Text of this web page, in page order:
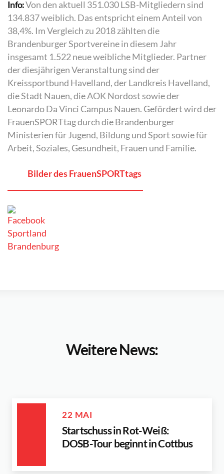
Info:Von den aktuell 351.030 LSB-Mitgliedern sind
134.837 weiblich. Das entspricht einem Anteil von
38,4%. Im Vergleich zu 2018 zählten die
Brandenburger Sportvereine in diesem Jahr
insgesamt 1.522 neue weibliche Mitglieder. Partner
der diesjährigen Veranstaltung sind der
Kreissportbund Havelland, der Landkreis Havelland,
die Stadt Nauen, die AOK Nordost sowie der
Leonardo Da Vinci Campus Nauen. Gefördert wird der
FrauenSPORTtag durch die Brandenburger
Ministerien für Jugend, Bildung und Sport sowie für
Arbeit, Soziales, Gesundheit, Frauen und Familie.
Bilder des FrauenSPORTtags
Weitere News:
22 MAI
Startschuss in Rot-Weiß:
DOSB-Tour beginnt in Cottbus